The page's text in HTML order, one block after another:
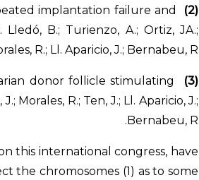
(2)
implantation failure and
B.; Turienzo, A.; Ortiz, JA.;
R.; Ll. Aparicio, J.; Bernabeu, R.
(3)
donor follicle stimulating
Morales, R.; Ten, J.; Ll. Aparicio, J.;
Bernabeu, R.
this international congress, have
the chromosomes (1) as to some